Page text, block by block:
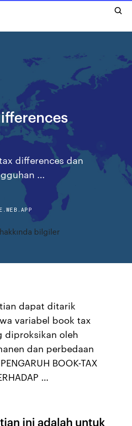
differences dan
...
bilgiler
dapat ditarik
variabel book tax
diproksikan oleh
dan perbedaan
BOOK-TAX
…
ini adalah untuk